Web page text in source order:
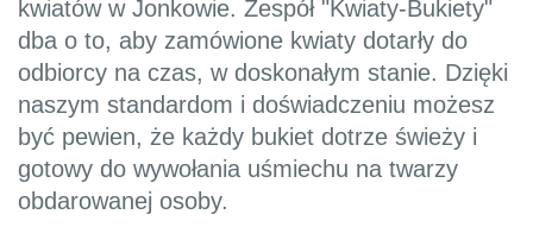
kwiatów w Jonkowie. Zespół "Kwiaty-Bukiety"
dba o to, aby zamówione kwiaty dotarły do
odbiorcy na czas, w doskonałym stanie. Dzięki
naszym standardom i doświadczeniu możesz
być pewien, że każdy bukiet dotrze świeży i
gotowy do wywołania uśmiechu na twarzy
obdarowanej osoby.